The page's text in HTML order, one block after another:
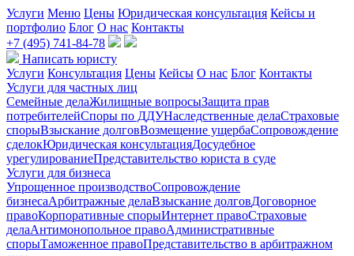
Услуги Меню Цены Юридическая консультация Кейсы и
портфолио Блог О нас Контакты
+7 (495) 741-84-78
Написать юристу
Услуги Консультация Цены Кейсы О нас Блог Контакты
Услуги для частных лиц
Семейные делаЖилищные вопросыЗащита прав
потребителейСпоры по ДДУНаследственные делаСтраховые
спорыВзыскание долговВозмещение ущербаСопровождение
сделокЮридическая консультацияДосудебное
урегулированиеПредставительство юриста в суде
Услуги для бизнеса
Упрощенное производствоСопровождение
бизнесаАрбитражные делаВзыскание долговДоговорное
правоКорпоративные спорыИнтернет правоСтраховые
делаАнтимонопольное правоАдминистративные
спорыТаможенное правоПредставительство в арбитражном